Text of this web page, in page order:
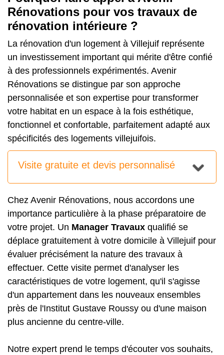
Rénovations pour vos travaux de
rénovation intérieure ?
La rénovation d'un logement à Villejuif représente
un investissement important qui mérite d'être confié
à des professionnels expérimentés. Avenir
Rénovations se distingue par son approche
personnalisée et son expertise pour transformer
votre habitat en un espace à la fois esthétique,
fonctionnel et confortable, parfaitement adapté aux
spécificités des logements villejuifois.
Visite gratuite et devis personnalisé
Chez Avenir Rénovations, nous accordons une
importance particulière à la phase préparatoire de
votre projet. Un Manager Travaux qualifié se
déplace gratuitement à votre domicile à Villejuif pour
évaluer précisément la nature des travaux à
effectuer. Cette visite permet d'analyser les
caractéristiques de votre logement, qu'il s'agisse
d'un appartement dans les nouveaux ensembles
près de l'Institut Gustave Roussy ou d'une maison
plus ancienne du centre-ville.
Notre expert prend le temps d'écouter vos souhaits,